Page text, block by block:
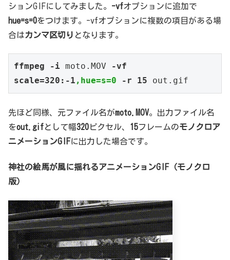
ションGIFにしてみました。 -vfオプションに追加で
hue=s=0をつけます。-vfオプションに複数の項目がある場
合はカンマ区切り となります。
ffmpeg -i moto.MOV
-vf
scale=320:-1 ,hue=s=0 -r 15 out.gif
先ほど同様、元ファイル名がmoto.MOV。出力ファイル名
をout.gifとして幅320 ピクセル、 15フレームのモノクロア
ニメーションGIFに出力した場合です。
神社の絵馬が風に揺れるアニメーションGIF（モノクロ
版）